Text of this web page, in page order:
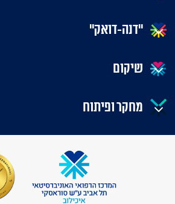
"דנה-דואק"
שיקום
מחקר ופיתוח